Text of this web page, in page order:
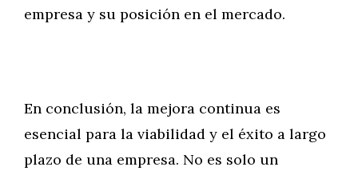
empresa y su posición en el mercado.
En conclusión, la mejora continua es
esencial para la viabilidad y el éxito a largo
plazo de una empresa. No es solo un